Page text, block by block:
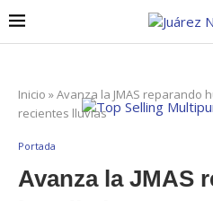
Inicio »Avanza la JMAS reparando
recientes lluvias
Portada
Avanza la JMAS